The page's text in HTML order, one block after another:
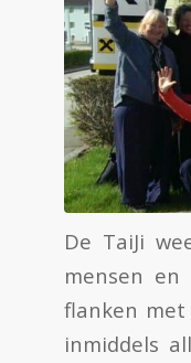
De TaiJi
mensen
flanken
inmiddels